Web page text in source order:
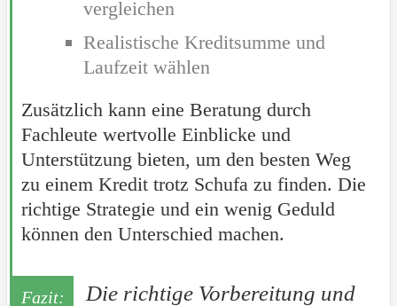
vergleichen
Realistische Kreditsumme und
Laufzeit wählen
Zusätzlich kann eine Beratung durch
Fachleute wertvolle Einblicke und
Unterstützung bieten, um den besten Weg
zu einem Kredit trotz Schufa zu finden. Die
richtige Strategie und ein wenig Geduld
können den Unterschied machen.
Die richtige Vorbereitung und